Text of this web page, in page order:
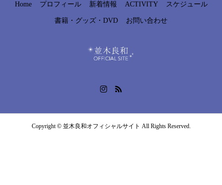
Home プロフィール 新着情報 ACTIVITY スケジュール
書籍・グッズ・DVD お問い合わせ
Copyright © 並木良和オフィシャルサイト All Rights Reserved.